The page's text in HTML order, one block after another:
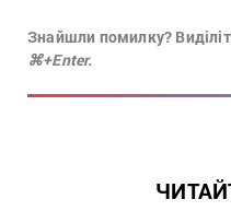
Знайшли помилку?
⌘+Enter.